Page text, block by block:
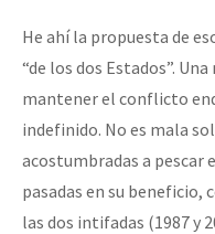
He ahí la propuesta de
“de los dos Estados”.
mantener el conflicto
indefinido. No es mala
acostumbradas a pescar
pasadas en su beneficio,
las dos intifadas (1987 y